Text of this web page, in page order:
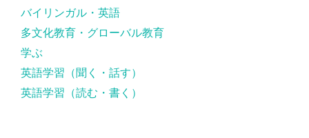
バイリンガル・英語
多文化教育・グローバル教育
学ぶ
英語学習（聞く・話す）
英語学習（読む・書く）